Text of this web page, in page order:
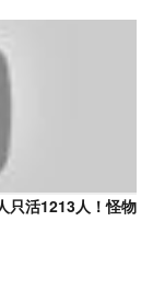
只活1213人！怪物